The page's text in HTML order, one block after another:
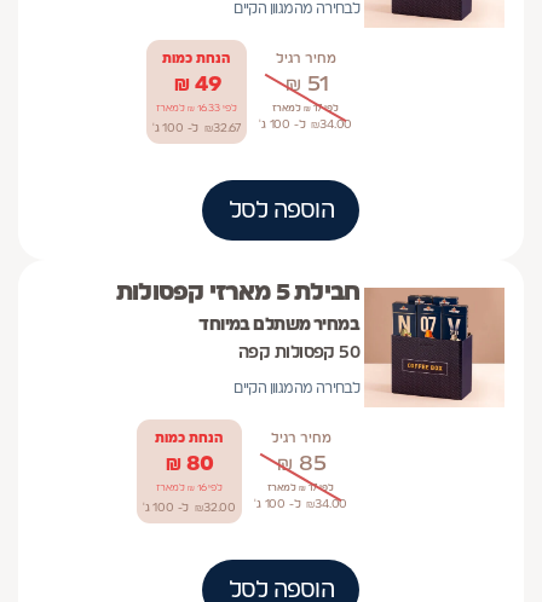
לבחירה מהמגוון הקיים
מחיר רגיל
51
₪
לפי 17 ₪ למארז
34.00
₪ ל- 100 ג'
הנחת כמות
49
₪
לפי 16.33 ₪ למארז
32.67
₪ ל- 100 ג'
הוספה לסל
חבילת 5 מארזי קפסולות
במחיר משתלם במיוחד
50 קפסולות קפה
לבחירה מהמגוון הקיים
מחיר רגיל
85
₪
לפי 17 ₪ למארז
34.00
₪ ל- 100 ג'
הנחת כמות
80
₪
לפי 16 ₪ למארז
32.00
₪ ל- 100 ג'
הוספה לסל